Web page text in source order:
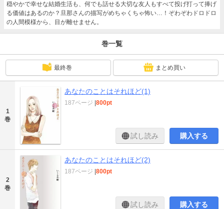
穏やかで幸せな結婚生活も、何でも話せる大切な友人もすべて投げ打って捧げ
る価値はあるのか？旦那さんの描写がめちゃくちゃ怖い…！ぞわぞわドロドロ
の人間模様から、目が離せません。
巻一覧
最終巻 まとめ買い
1
巻
あなたのことはそれほど(1)
187ページ 800pt
試し読み 購入する
2
巻
あなたのことはそれほど(2)
187ページ 800pt
試し読み 購入する